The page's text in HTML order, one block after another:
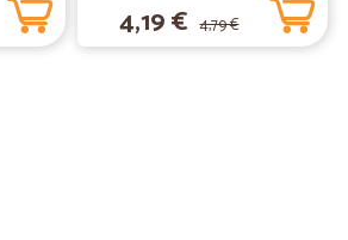
4,19 € 4,79 €